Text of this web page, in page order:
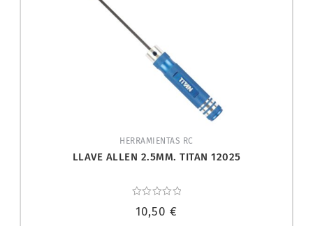
HERRAMIENTAS RC
LLAVE ALLEN 2.5MM. TITAN 12025
con
10,50 €